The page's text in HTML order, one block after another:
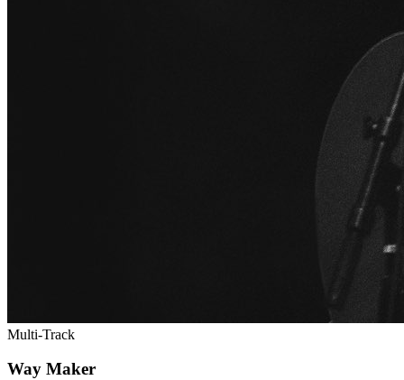
Multi-Track
Way Maker